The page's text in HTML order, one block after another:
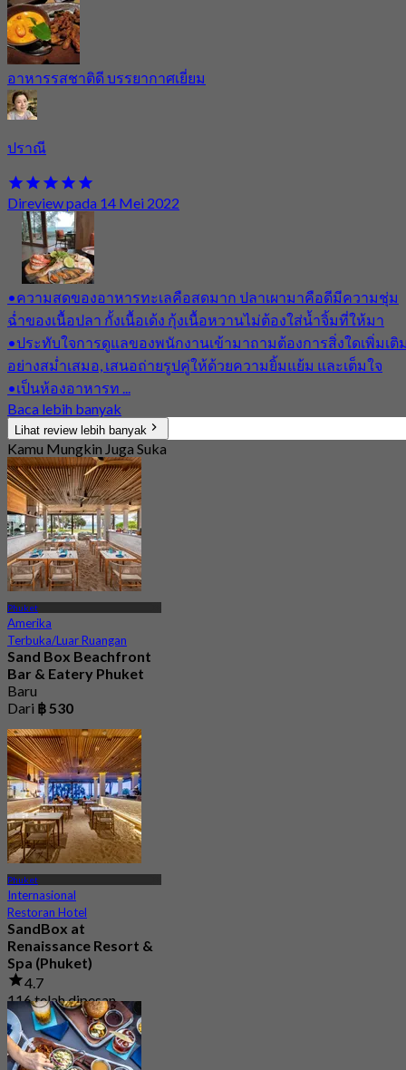
อาหารรสชาติดี บรรยากาศเยี่ยม
ปราณี
Direview pada 14 Mei 2022
•ความสดของอาหารทะเลคือสดมาก ปลาเผามาคือดีมีความชุ่ม
ฉ่ำของเนื้อปลา กั้งเนื้อเด้ง กุ้งเนื้อหวานไม่ต้องใส่น้ำจิ้มที่ให้มา
•ประทับใจการดูแลของพนักงานเข้ามาถามต้องการสิ่งใดเพิ่มเติ
อย่างสม่ำเสมอ, เสนอถ่ายรูปคู่ให้ด้วยความยิ้มแย้ม และเต็มใจ
•เป็นห้องอาหารท ...
Baca lebih banyak
Lihat review lebih banyak
Kamu Mungkin Juga Suka
Phuket
Amerika
Terbuka/Luar Ruangan
Sand Box Beachfront
Bar & Eatery Phuket
Baru
Dari ฿ 530
Phuket
Internasional
Restoran Hotel
SandBox at
Renaissance Resort &
Spa (Phuket)
4.7
116 telah dipesan
Dari฿ 530